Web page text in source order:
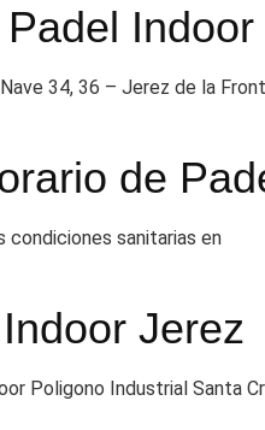
34, 36 – Jerez de la
de
condiciones sanitarias en
Jerez
Poligono Industrial Santa